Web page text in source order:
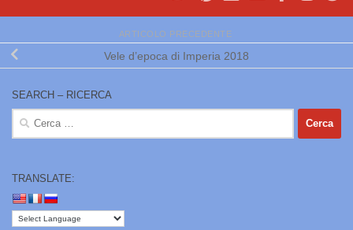
ARTICOLO PRECEDENTE
Vele d’epoca di Imperia 2018
SEARCH – RICERCA
Ricerca
TRANSLATE: